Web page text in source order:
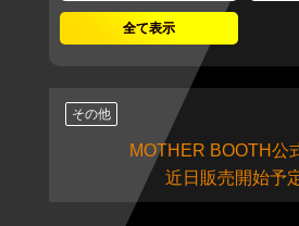
全て表示
その他
MOTHER BOOTH公
近日販売開始予